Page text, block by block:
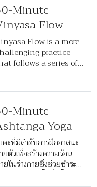
Minute
Flow
Flow is a more
practice
follows a series of
a sweat. This
advised for more
yoga
Minute
Yoga
คะที่มีลำดับการฝึกอาสนะ
ยตัวเพื่อสร้างความร้อน
ยในร่างกายซึ่งช่วยชำระ
งสารพิษในเนื้อเยื่อชั้นลึก